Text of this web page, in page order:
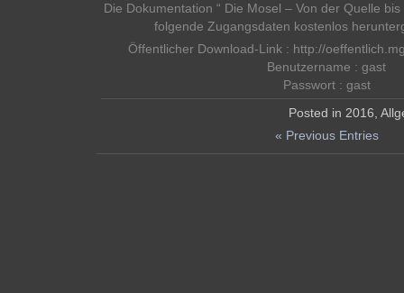
Die Dokumentation “ Die Mosel – Von der Quelle
folgende Zugangsdaten kostenlos
Öffentlicher Download-Link : http://
Benutzername : gast
Passwort : gast
Posted in 2016
« Previous Entries